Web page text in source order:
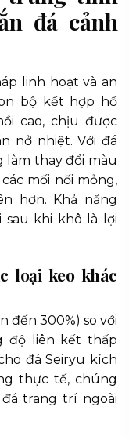
đá cảnh
linh hoạt và an
bộ kết hợp hồ
cao, chịu được
nở nhiệt. Với đá
làm thay đổi màu
mối nối mỏng,
hơn. Khả năng
sau khi khô là lợi
loại keo khác
đến 300%) so với
độ liên kết thấp
đá Seiryu kích
thực tế, chúng
trang trí ngoài